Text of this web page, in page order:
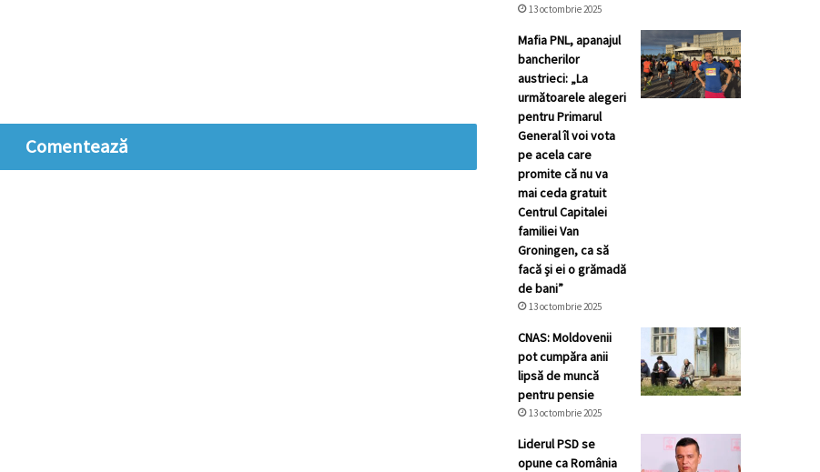
Comentează
13 octombrie 2025
Mafia PNL, apanajul
bancherilor
austrieci: „La
următoarele alegeri
pentru Primarul
General îl voi vota
pe acela care
promite că nu va
mai ceda gratuit
Centrul Capitalei
familiei Van
Groningen, ca să
facă și ei o grămadă
de bani”
13 octombrie 2025
CNAS: Moldovenii
pot cumpăra anii
lipsă de muncă
pentru pensie
13 octombrie 2025
Liderul PSD se
opune ca România